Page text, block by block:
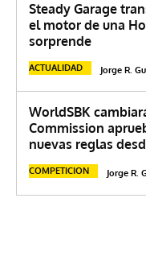
Steady Garage
el motor de una
sorprende
ACTUALIDAD Jorge R.
WorldSBK
Commission
nuevas reglas
COMPETICION Jorge R.